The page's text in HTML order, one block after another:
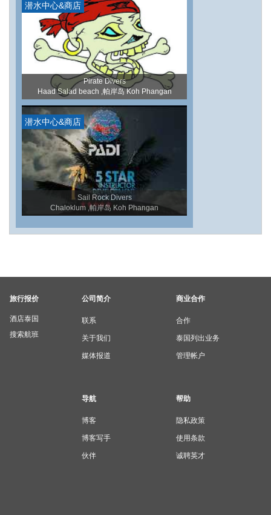
潜水中心&商店
Pirate Divers
Haad Salad beach ,帕岸岛 Koh Phangan
潜水中心&商店
Sail Rock Divers
Chaloklum ,帕岸岛 Koh Phangan
旅行报价
酒店泰国
搜索航班
公司简介
联系
关于我们
媒体报道
商业合作
合作
泰国列出业务
管理帐户
导航
博客
博客写手
伙伴
帮助
隐私政策
使用条款
诚聘英才